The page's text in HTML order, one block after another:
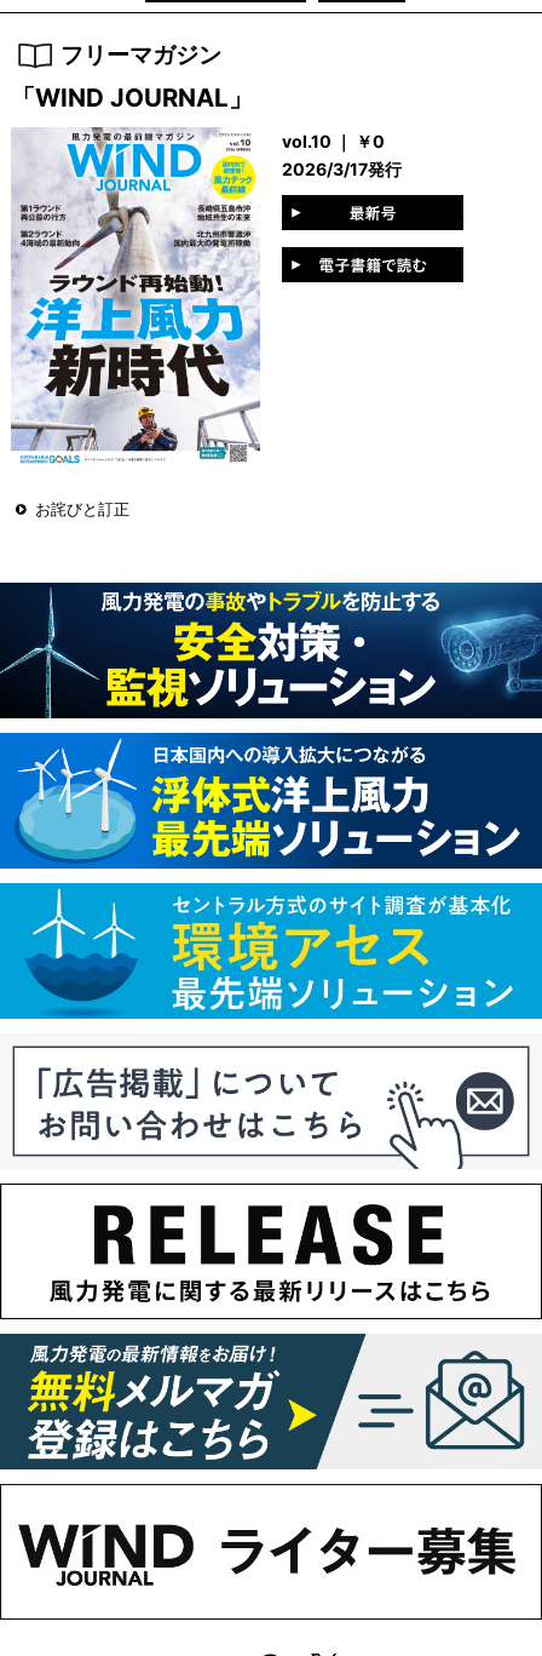
フリーマガジン
「WIND JOURNAL」
vol.10 ｜ ￥0
2026/3/17発行
お詫びと訂正